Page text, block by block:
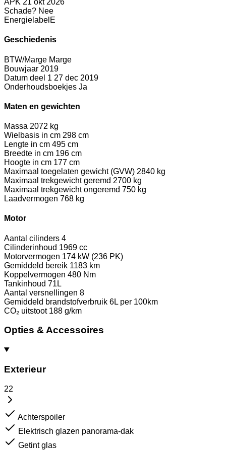
APK 21 okt 2026
Schade? Nee
Energielabel E
Geschiedenis
BTW/Marge Marge
Bouwjaar 2019
Datum deel 1 27 dec 2019
Onderhoudsboekjes Ja
Maten en gewichten
Massa 2072 kg
Wielbasis in cm 298 cm
Lengte in cm 495 cm
Breedte in cm 196 cm
Hoogte in cm 177 cm
Maximaal toegelaten gewicht (GVW) 2840 kg
Maximaal trekgewicht geremd 2700 kg
Maximaal trekgewicht ongeremd 750 kg
Laadvermogen 768 kg
Motor
Aantal cilinders 4
Cilinderinhoud 1969 cc
Motorvermogen 174 kW (236 PK)
Gemiddeld bereik 1183 km
Koppelvermogen 480 Nm
Tankinhoud 71L
Aantal versnellingen 8
Gemiddeld brandstofverbruik 6L per 100km
CO₂ uitstoot 188 g/km
Opties & Accessoires
Exterieur
22
Achterspoiler
Elektrisch glazen panorama-dak
Getint glas